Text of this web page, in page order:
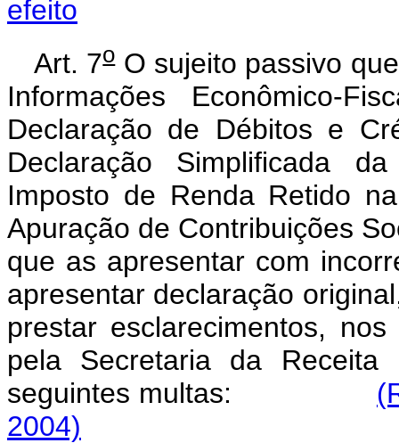
efeito
Art. 7oO sujeito passivo
Informações Econômico-
Declaração de Débitos e
Declaração Simplificada
Imposto de Renda Retido
Apuração de Contribuições
que as apresentar com
apresentar declaração
prestar esclarecimentos,
pela Secretaria da
seguintes multas:
2004)